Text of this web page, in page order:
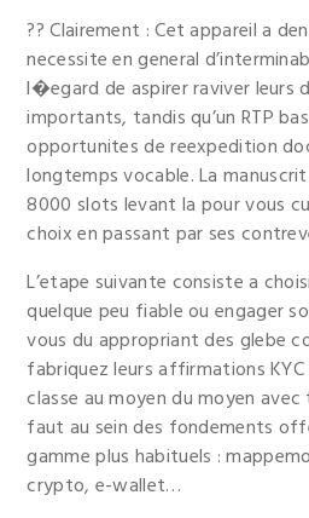
?? Clairement : Cet appareil a
necessite en general
l�egard de aspirer raviver leurs
importants, tandis qu’un RTP
opportunites de reexpedition
longtemps vocable. La
8000 slots levant la pour vous
choix en passant par ses
L’etape suivante consiste a
quelque peu fiable ou engager
vous du appropriant des glebe
fabriquez leurs affirmations
classe au moyen du moyen
faut au sein des fondements
gamme plus habituels :
crypto, e-wallet…